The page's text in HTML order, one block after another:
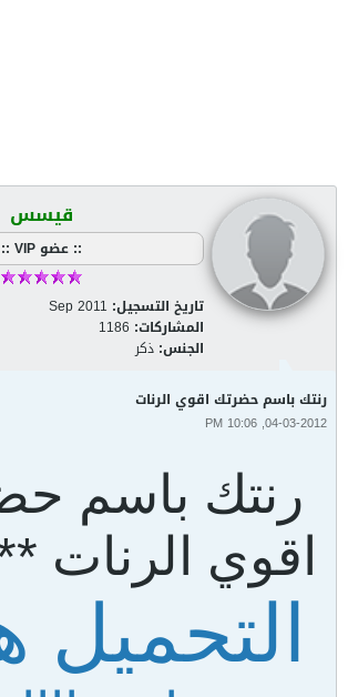
قيسس
:: عضو VIP ::
تاريخ التسجيل: Sep 2011
المشاركات: 1186
الجنس: ذكر
رنتك باسم حضرتك اقوي الرنات
04-03-2012, 10:06 PM
رنتك باسم
اقوي الرنات
التحميل